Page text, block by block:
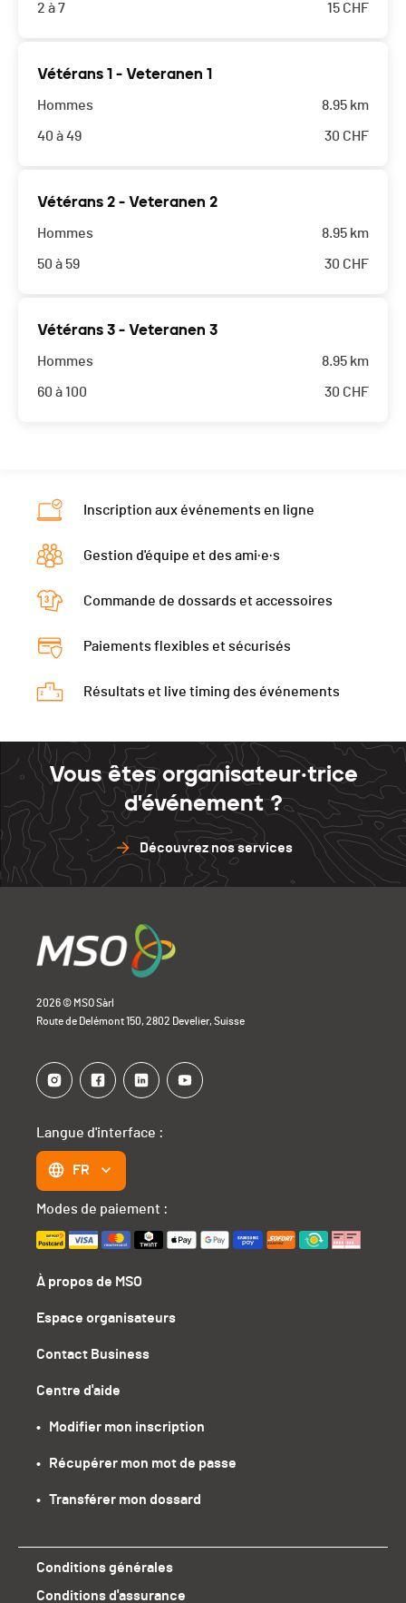
2 à 7 15 CHF
Vétérans 1 - Veteranen 1
Hommes
40 à 49
8.95 km
30 CHF
Vétérans 2 - Veteranen 2
Hommes
50 à 59
8.95 km
30 CHF
Vétérans 3 - Veteranen 3
Hommes
60 à 100
8.95 km
30 CHF
Inscription aux événements en ligne
Gestion d'équipe et des ami·e·s
Commande de dossards et accessoires
Paiements flexibles et sécurisés
Résultats et live timing des événements
Vous êtes organisateur·trice
d'événement ?
Découvrez nos services
2026 © MSO Sàrl
Route de Delémont 150, 2802 Develier, Suisse
À propos de MSO
Espace organisateurs
Contact Business
Centre d'aide
•   Modifier mon inscription
•   Récupérer mon mot de passe
•   Transférer mon dossard
Langue d'interface :
FR
Modes de paiement :
Conditions générales
Conditions d'assurance